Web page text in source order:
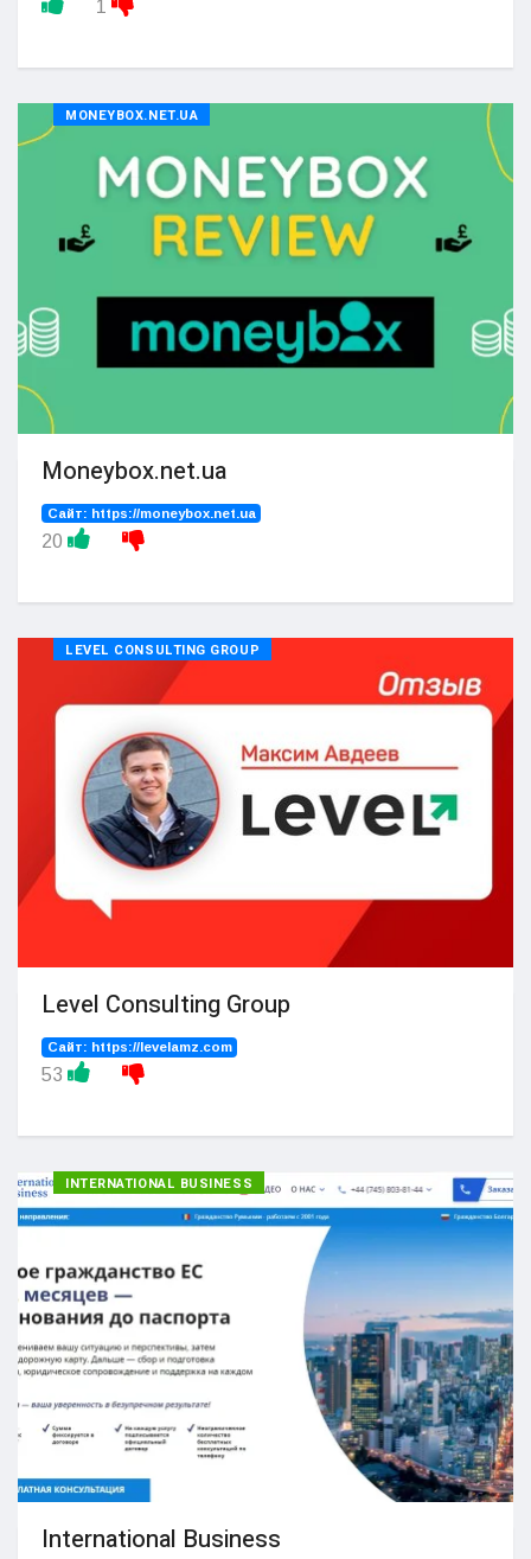
1
MONEYBOX.NET.UA
Moneybox.net.ua
Сайт: https://moneybox.net.ua
20
LEVEL CONSULTING GROUP
Level Consulting Group
Сайт: https://levelamz.com
53
INTERNATIONAL BUSINESS
International Business